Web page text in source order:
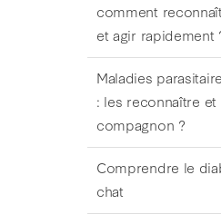
comment
et agir rapidement
Maladies
: les reconnaître
compagnon ?
Comprendre le
chat